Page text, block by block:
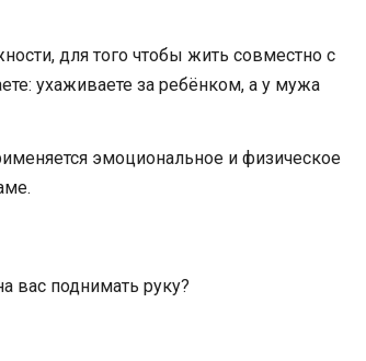
для того чтобы жить совместно с
ухаживаете за ребёнком, а у мужа
эмоциональное и физическое
вас поднимать руку?